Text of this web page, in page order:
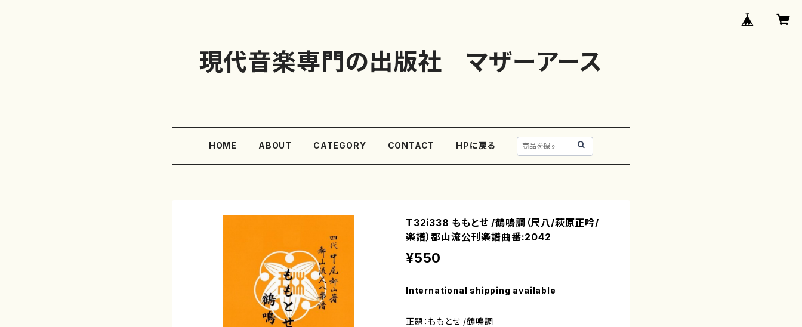
現代音楽専門の出版社 マザーアース
HOME ABOUT CATEGORY CONTACT HPに戻る
T32i338 ももとせ /鶴鳴調（尺八/萩原正吟/
楽譜）都山流公刊楽譜曲番:2042
¥550
International shipping available
正題：ももとせ /鶴鳴調